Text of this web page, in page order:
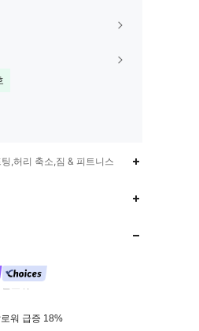
,허리 축소,짐 & 피트니스
팔로워
워 급증 18%